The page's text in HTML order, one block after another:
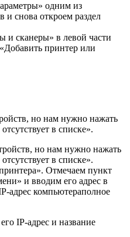
одним из
снова откроем раздел
и сканеры» в левой части
принтер или
но нам нужно нажать
в списке».
Отмечаем пункт
и вводим его адрес в
адрес компьютераполное